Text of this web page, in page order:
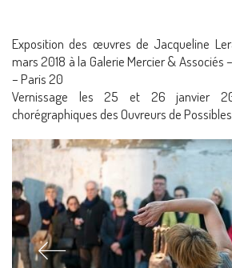
Exposition des œuvres de Jacqueline
mars 2018 à la Galerie Mercier & Associés
– Paris 20
Vernissage les 25 et 26 janvier
chorégraphiques des Ouvreurs de Possibles